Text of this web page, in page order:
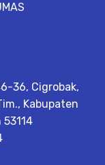
36, Cigrobak,
Kabupaten